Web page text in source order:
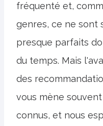
fréquenté et,
genres, ce ne sont
presque parfaits
du temps. Mais
des
vous mène
connus, et nous